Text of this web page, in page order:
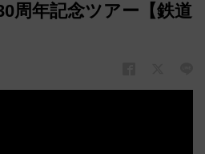
周年記念ツアー【鉄道